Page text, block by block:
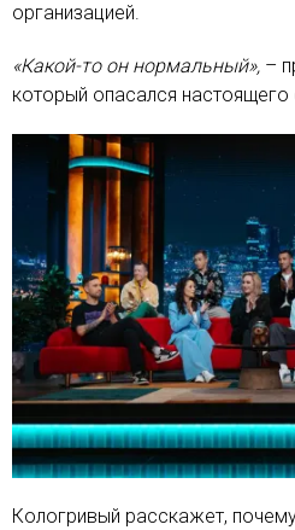
организацией.
«Какой-то он нормальный», –
который опасался настоящего
Кологривый расскажет,